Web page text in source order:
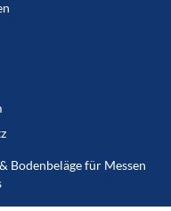
Bodenbeläge für Messen